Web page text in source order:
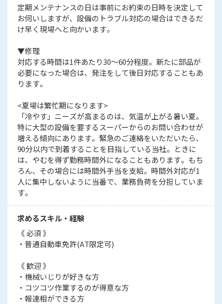
定期メンテナンスの日は事前にお約束の日時を決定して
お伺いしますが、設備のトラブル対応の場合はできるだ
け早く現場へと向かいます。
▼修理
対応する時間は1件あたり30～60分程度。新たに部品が
必要になった場合は、発注をして後日対応することもあ
ります。
<夏場は繁忙期になります>
「冷やす」ニーズが高まるのは、気温が上がる暑い夏。
特に大型の設備を要するスーパーからのお問い合わせが
増える傾向にあります。緊急のご連絡をいただいたら、
90分以内で到着することを目指している当社。ときに
は、やむを得ず勤務時間外になることもあります。もち
ろん、その場合には時間外手当を支給。時間外対応が1
人に集中しないように当番で、業務負荷を分担していま
す。
求めるスキル・経験
《 必須 》
・普通自動車免許(AT限定可)
《 歓迎 》
・機械いじりが好きな方
・コツコツ作業するのが得意な方
・報連相ができる方